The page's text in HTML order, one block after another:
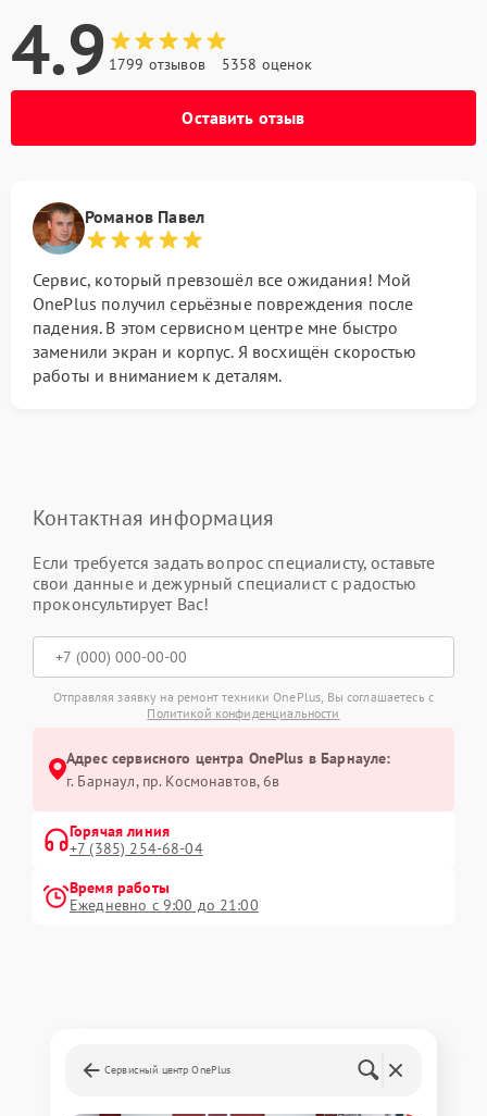
4.9 1799 отзывов 5358 оценок
Оставить отзыв
Романов Павел
Сервис, который превзошёл все ожидания! Мой
OnePlus получил серьёзные повреждения после
падения. В этом сервисном центре мне быстро
заменили экран и корпус. Я восхищён скоростью
работы и вниманием к деталям.
Контактная информация
Если требуется задать вопрос специалисту, оставьте
свои данные и дежурный специалист с радостью
проконсультирует Вас!
Отправляя заявку на ремонт техники OnePlus, Вы соглашаетесь с
Политикой конфиденциальности
Адрес сервисного центра OnePlus в Барнауле:
г. Барнаул, ​пр. Космонавтов, 6в
Горячая линия
+7 (385) 254-68-04
Время работы
Ежедневно с 9:00 до 21:00
Сервисный центр OnePlus